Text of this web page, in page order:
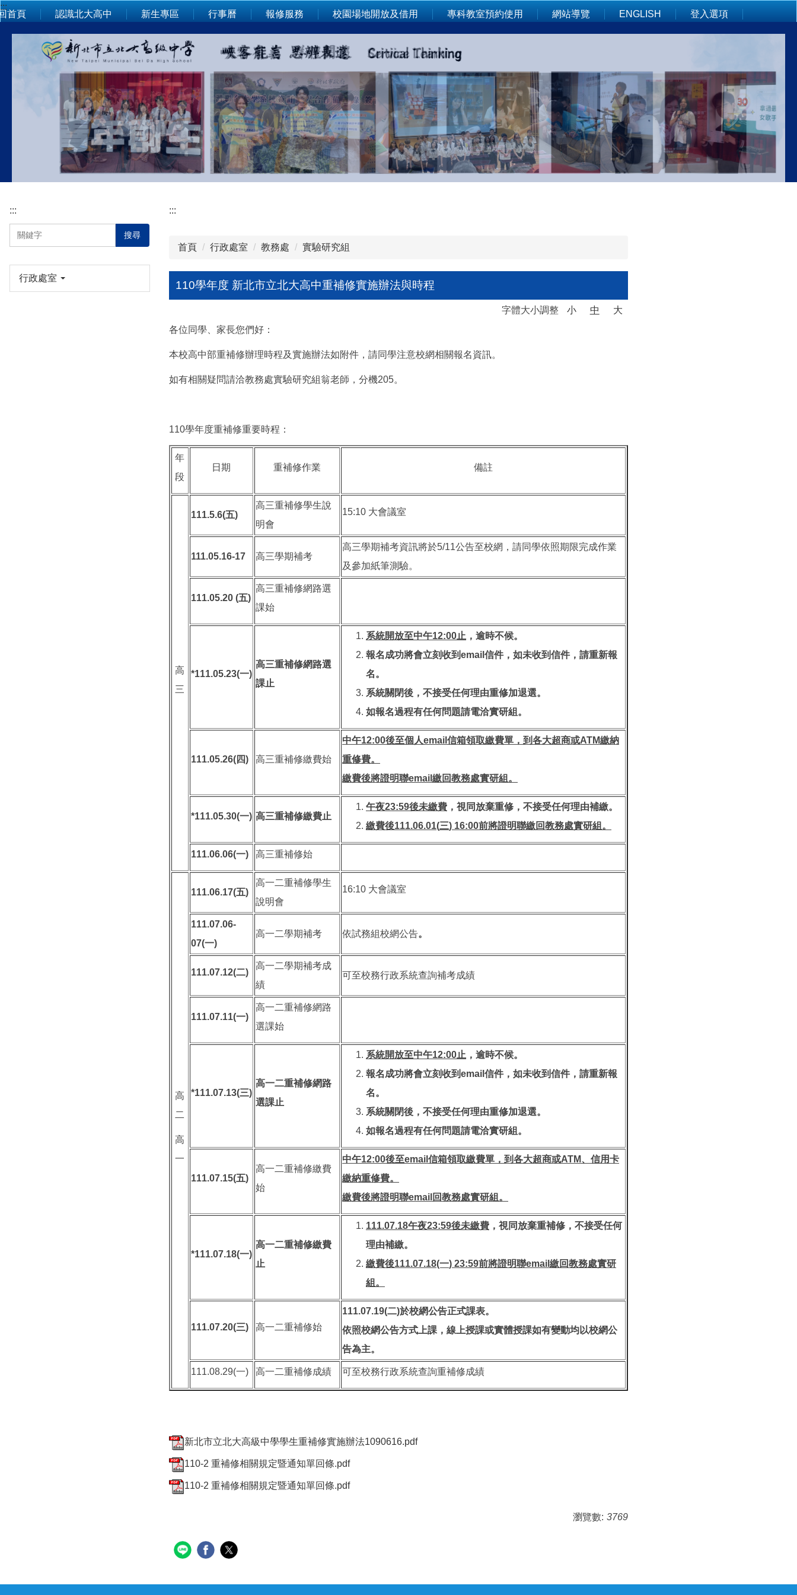
跳
到
:::
首頁 認識北大高中 新生專區 行事曆 報修服務 校園場地開放及借用 專科教室預約使用 網站導覽 ENGLISH 登入選項
:::
搜尋
行政處室
:::
首頁 行政處室 教務處 實驗研究組
110學年度 新北市立北大高中重補修實施辦法與時程
字體大小調整 小 中
大
各位同學、家長您們好：
本校高中部重補修辦理時程及實施辦法如附件，請同學注意校網相關報名資訊。
如有相關疑問請洽教務處實驗研究組翁老師，分機205。
110學年度重補修重要時程：
年
段
日期 重補修作業 備註
高
三
111.5.6(五)
高三重補修學生說
明會
15:10 大會議室
111.05.16-17 高三學期補考
高三學期補考資訊將於5/11公告至校網，請同學依照期限完成作業
及參加紙筆測驗。
111.05.20 (五)
高三重補修網路選
課始
*111.05.23(一)
高三重補修網路選
課止
系統開放至中午12:00止 ，逾時不候。
報名成功將會立刻收到email信件，如未收到信件，請重新報
名。
系統關閉後，不接受任何理由重修加退選。
如報名過程有任何問題請電洽實研組。
111.05.26(四) 高三重補修繳費始
中午12:00後至個人email信箱領取繳費單，到各大超商或ATM繳納
重修費。
繳費後將證明聯email繳回教務處實研組。
*111.05.30(一) 高三重補修繳費止
午夜23:59後未繳費，視同放棄重修，不接受任何理由補繳。
繳費後111.06.01(三) 16:00前將證明聯繳回教務處實研組。
111.06.06(一) 高三重補修始
高
二
高
一
111.06.17(五)
高一二重補修學生
說明會
16:10 大會議室
111.07.06-
07(一)
高一二學期補考 依試務組校網公告。
111.07.12(二)
高一二學期補考成
績
可至校務行政系統查詢補考成績
111.07.11(一)
高一二重補修網路
選課始
*111.07.13(三)
高一二重補修網路
選課止
系統開放至中午12:00止 ，逾時不候。
報名成功將會立刻收到email信件，如未收到信件，請重新報
名。
系統關閉後，不接受任何理由重修加退選。
如報名過程有任何問題請電洽實研組。
111.07.15(五)
高一二重補修繳費
始
中午12:00後至email信箱領取繳費單，到各大超商或ATM、信用卡
繳納重修費。
繳費後將證明聯email回教務處實研組。
*111.07.18(一)
高一二重補修繳費
止
111.07.18午夜23:59後未繳費，視同放棄重補修，不接受任何
理由補繳。
繳費後111.07.18(一) 23:59前將證明聯email繳回教務處實研
組。
111.07.20(三) 高一二重補修始
111.07.19(二)於校網公告正式課表。
依照校網公告方式上課，線上授課或實體授課如有變動均以校網公
告為主。
111.08.29(一) 高一二重補修成績 可至校務行政系統查詢重補修成績
新北市立北大高級中學學生重補修實施辦法1090616.pdf
110-2 重補修相關規定暨通知單回條.pdf
110-2 重補修相關規定暨通知單回條.pdf
瀏覽數: 3769